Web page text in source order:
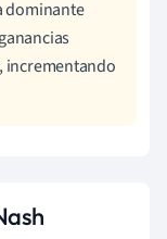
dominante
incrementando